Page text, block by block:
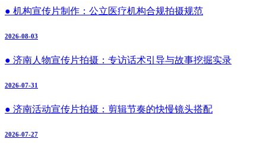
● 机构宣传片制作：公立医疗机构合规拍摄规范
2026-08-03
● 济南人物宣传片拍摄：专访话术引导与故事挖掘实录
2026-07-31
● 济南活动宣传片拍摄：剪辑节奏的快慢镜头搭配
2026-07-27